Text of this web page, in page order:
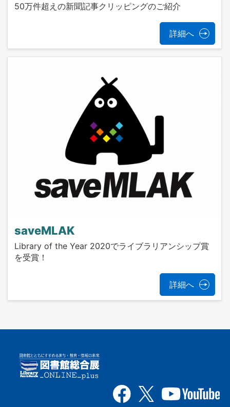
50万件超えの新聞記事クリッピングのご紹介
詳細へ
saveMLAK
Library of the Year 2020でライブラリアンシップ賞
を受賞！
詳細へ